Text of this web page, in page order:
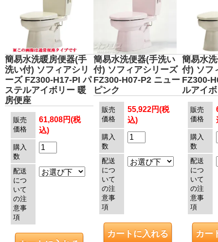
簡易水洗暖房便器(手
洗い付) ソフィアシリ
ーズ FZ300-H17-PI パ
ステルアイボリー 暖
房便座
販売
価格
61,808円(税
込)
購入
数
配送
につ
いて
の注
意事
項
簡易水洗便器(手洗い
付) ソフィアシリーズ
FZ300-H07-P2 ニュー
ピンク
販売
価格
55,922円(税
込)
購入
数
配送
につ
いて
の注
意事
項
簡易水
付) ソフ
FZ300-
ルアイ
販売
価格
購入
数
配送
につ
いて
の注
意事
項